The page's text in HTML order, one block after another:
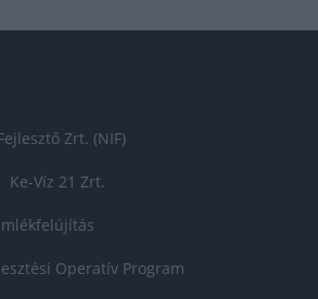
Zrt. (NIF)
Ke-Víz 21 Zrt.
Operatív Program